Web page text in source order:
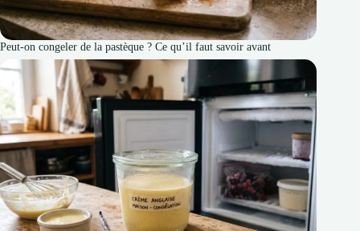
Peut-on congeler de la pastèque ? Ce qu’il faut savoir avant